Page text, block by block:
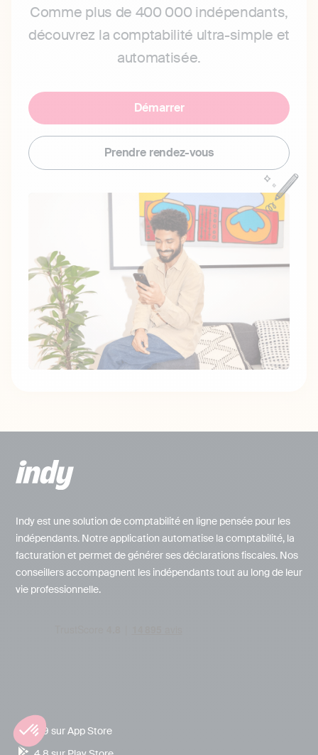
Comme plus de 400 000 indépendants,
découvrez la comptabilité ultra-simple et
automatisée.
Démarrer
Prendre rendez-vous
Indy est une solution de comptabilité en ligne pensée pour les
indépendants. Notre application automatise la comptabilité, la
facturation et permet de générer ses déclarations fiscales. Nos
conseillers accompagnent les indépendants tout au long de leur
vie professionnelle.
4.9 sur App Store